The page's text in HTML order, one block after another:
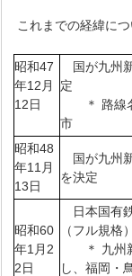
これまでの経緯に
昭和47
年12月
12日
国が九州
定
＊ 路線
市
昭和48
年11月
13日
国が九州
を決定
昭和60
年1月2
2日
日本国有
（フル規格）
＊ 九州新
し、福岡・